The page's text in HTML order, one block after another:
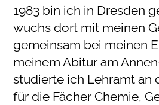
1983 bin ich in Dresden
wuchs dort mit meinen
gemeinsam bei meinen
meinem Abitur am
studierte ich Lehramt an
für die Fächer Chemie,